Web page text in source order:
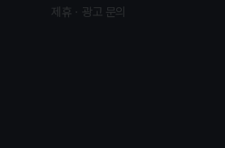
제휴ㆍ광고 문의